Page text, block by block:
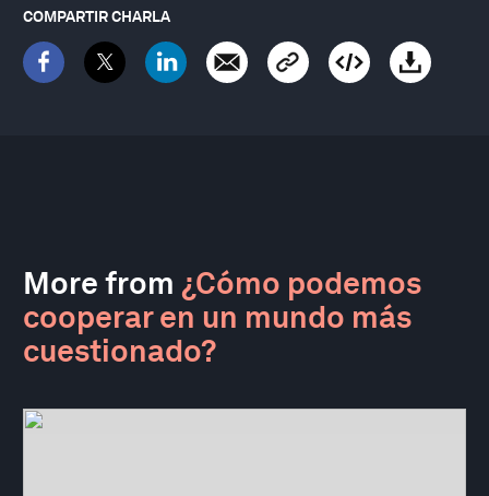
COMPARTIR CHARLA
More from ¿Cómo podemos
cooperar en un mundo más
cuestionado?